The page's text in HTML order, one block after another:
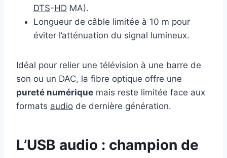
DTS-HD MA).
Longueur de câble limitée à 10 m pour
éviter l’atténuation du signal lumineux.
Idéal pour relier une télévision à une barre de
son ou un DAC, la fibre optique offre une
pureté numérique mais reste limitée face aux
formats audio de dernière génération.
L’USB audio : champion de